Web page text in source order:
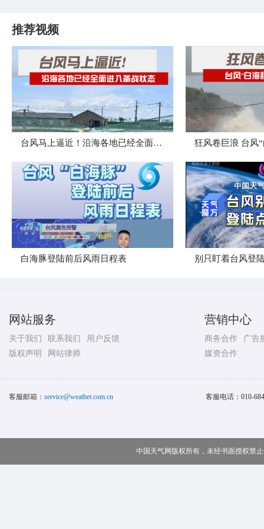
推荐视频
台风马上逼近！沿海各地已经全面进入备战状态
白海豚登陆前后风雨日程表 别只盯着台风登
网站服务
关于我们 联系我们
用户反馈
版权声明
网站律师
营销中心
商务合作
广告
媒资合作
客服邮箱： service@weather.com.cn 客服电话： 010-
中国天气网版权所有，未经书面授权